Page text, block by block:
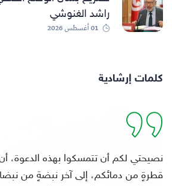
راشد الغنوشي
01 أغسطس 2026
كلمات إرشادية
نحن نتجاوب مع كل عمل بناء ونهضة
مكانتها بين الأقطار العربية والإسلامية